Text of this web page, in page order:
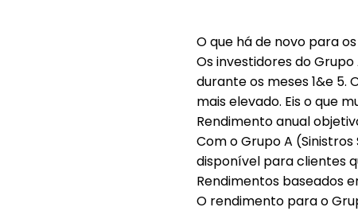
O que há de novo para
Os investidores do
durante os meses 1&e 5.
mais elevado. Eis o que
Rendimento anual
Com o Grupo A
disponível para clientes
Rendimentos baseados
O rendimento para o